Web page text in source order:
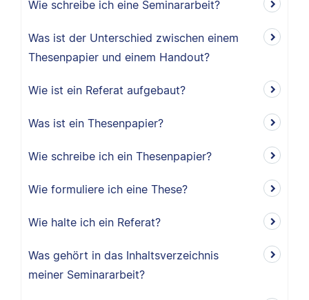
Wie schreibe ich eine Seminararbeit?
Was ist der Unterschied zwischen einem
Thesenpapier und einem Handout?
Wie ist ein Referat aufgebaut?
Was ist ein Thesenpapier?
Wie schreibe ich ein Thesenpapier?
Wie formuliere ich eine These?
Wie halte ich ein Referat?
Was gehört in das Inhaltsverzeichnis
meiner Seminararbeit?